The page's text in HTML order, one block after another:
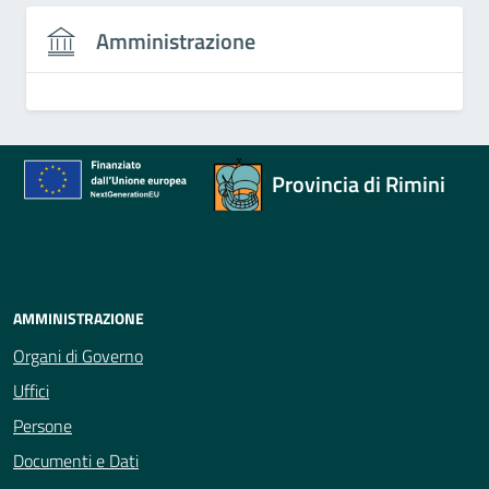
Amministrazione
Provincia di Rimini
AMMINISTRAZIONE
Organi di Governo
Uffici
Persone
Documenti e Dati